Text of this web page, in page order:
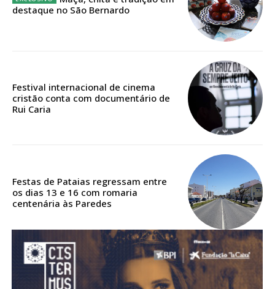
ASSINATURA
DIGITAL ANUAL
12 meses
Ofertas para assinatura anual
destaque no São Bernardo
Festival internacional de cinema
cristão conta com documentário de
Rui Caria
Festas de Pataias regressam entre
os dias 13 e 16 com romaria
centenária às Paredes